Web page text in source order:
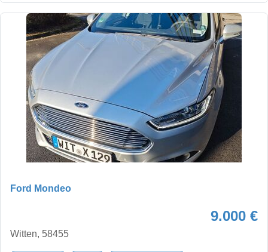
Ford Mondeo
9.000 €
Witten, 58455